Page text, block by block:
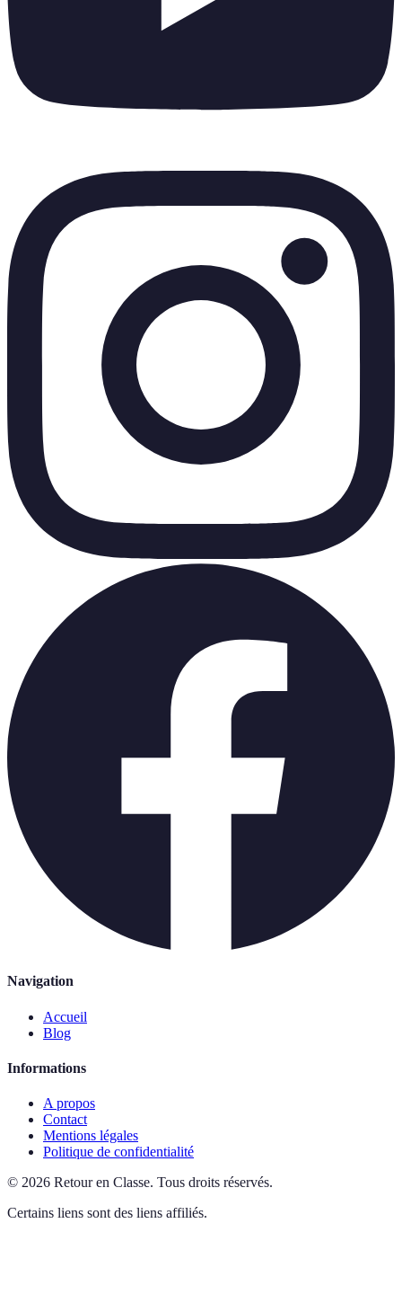
Navigation
Accueil
Blog
Informations
A propos
Contact
Mentions légales
Politique de confidentialité
© 2026 Retour en Classe. Tous droits réservés.
Certains liens sont des liens affiliés.